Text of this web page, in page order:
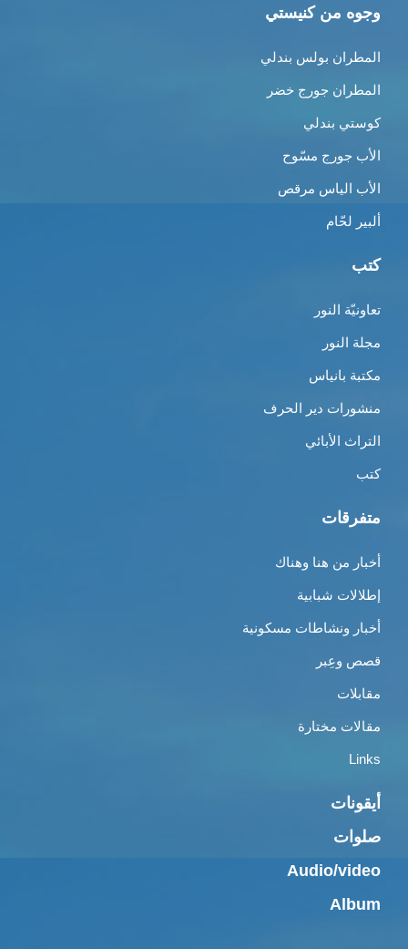
وجوه من كنيستي
المطران بولس بندلي
المطران جورج خضر
كوستي بندلي
الأب جورج مسّوح
الأب الياس مرقص
ألبير لحّام
كتب
تعاونيّة النور
مجلة النور
مكتبة بانياس
منشورات دير الحرف
التراث الأبائي
كتب
متفرقات
أخبار من هنا وهناك
إطلالات شبابية
أخبار ونشاطات مسكونية
قصص وعِبر
مقابلات
مقالات مختارة
Links
أيقونات
صلوات
Audio/video
Album